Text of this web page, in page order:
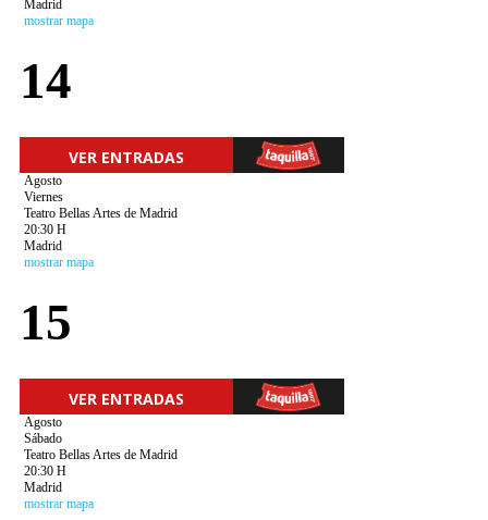
Madrid
mostrar mapa
14
VER ENTRADAS
Agosto
Viernes
Teatro Bellas Artes de Madrid
20:30 H
Madrid
mostrar mapa
15
VER ENTRADAS
Agosto
Sábado
Teatro Bellas Artes de Madrid
20:30 H
Madrid
mostrar mapa